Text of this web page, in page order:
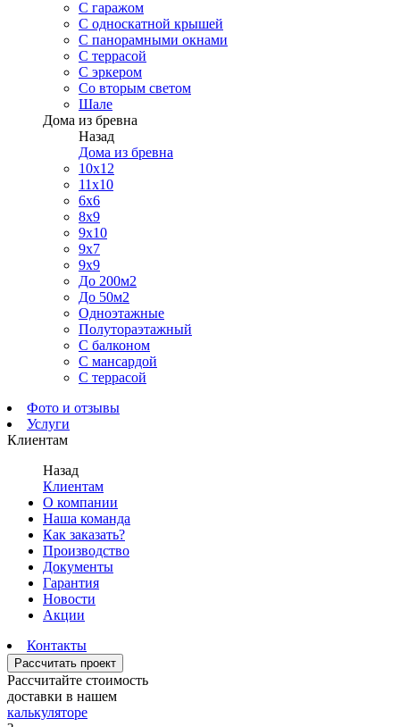
С гаражом
С односкатной крышей
С панорамными окнами
С террасой
С эркером
Со вторым светом
Шале
Дома из бревна
Назад
Дома из бревна
10х12
11х10
6х6
8х9
9х10
9х7
9х9
До 200м2
До 50м2
Одноэтажные
Полутораэтажный
С балконом
С мансардой
С террасой
Фото и отзывы
Услуги
Клиентам
Назад
Клиентам
О компании
Наша команда
Как заказать?
Производство
Документы
Гарантия
Новости
Акции
Контакты
Рассчитать проект
Рассчитайте стоимость
доставки в нашем
калькуляторе